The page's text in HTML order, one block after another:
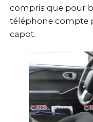
compris que pour
téléphone compte
capot.